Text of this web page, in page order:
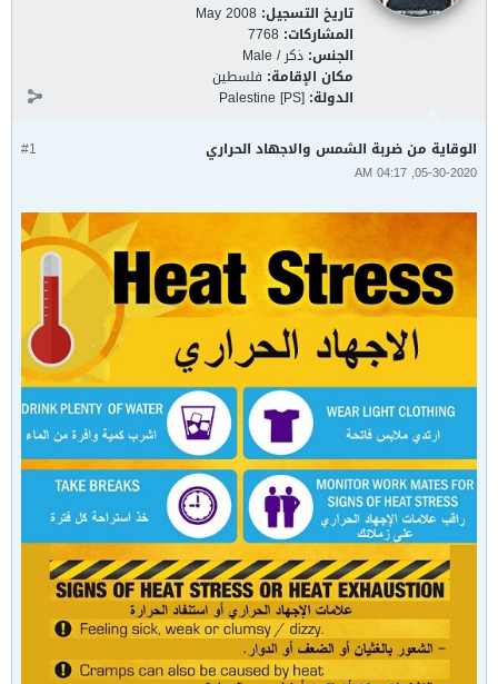
تاريخ التسجيل: May 2008
المشاركات: 7768
الجنس: ذكر / Male
مكان الإقامة: فلسطين
الدولة: Palestine [PS]
#1 الوقاية من ضربة الشمس والاجهاد الحراري
05-30-2020, 04:17 AM